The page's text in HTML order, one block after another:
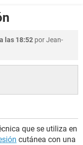
las 18:52 porJean-
que se utiliza en
cutánea con una